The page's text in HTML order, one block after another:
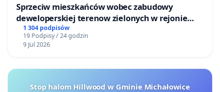
Sprzeciw mieszkańców wobec zabudowy
deweloperskiej terenow zielonych w rejonie
Bulwarów Straceńskich w Bielsku-Białej
1 304 podpisów
19 Podpisy / 24 godzin
9 Jul 2026
Stop halom Hillwood w Gminie Michałowice